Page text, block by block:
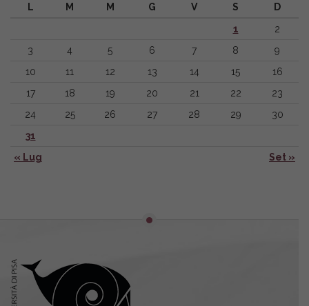
L M M G V S D
« Lug Set »
1
2
3
4 5 6 7 8
9
10
11 12 13 14 15
16
17
18 19 20 21 22
23
24
25 26 27 28 29
30
31